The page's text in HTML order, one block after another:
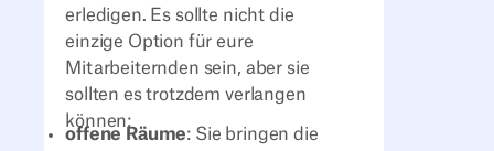
erledigen. Es sollte nicht die
einzige Option für eure
Mitarbeiternden sein, aber sie
sollten es trotzdem verlangen
können;
offene Räume: Sie bringen die